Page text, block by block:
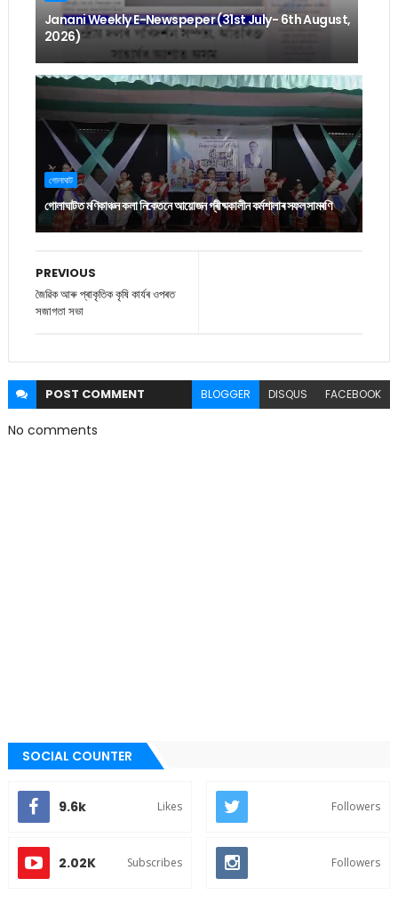
Janani Weekly E-Newspeper (31st July- 6th August,
2026)
গোলাঘাট
গোলাঘাটত মণিকাঞ্চন কলা নিকেতনে আয়োজন গ্ৰীষ্মকালীন কৰ্মশালাৰ সফল সামৰণি
PREVIOUS
জৈৱিক আৰু প্ৰাকৃতিক কৃষি কাৰ্যৰ ওপৰত
সজাগতা সভা
POST COMMENT BLOGGER DISQUS FACEBOOK
No comments
SOCIAL COUNTER
9.6k Likes Followers
2.02K Subscribes Followers